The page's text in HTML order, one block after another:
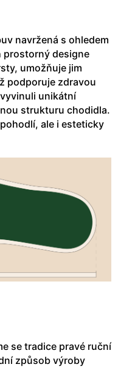
navržená s ohledem
prostorný designe
umožňuje jim
podporuje zdravou
unikátní
strukturu chodidla.
ale i esteticky
se tradice pravé ruční
způsob výroby